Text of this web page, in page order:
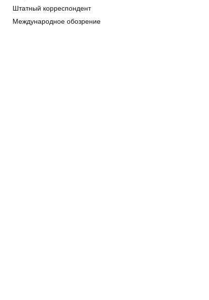
Штатный корреспондент
Международное обозрение